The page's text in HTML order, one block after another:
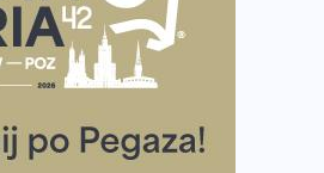
– jak zweryfikować swój
jeszcze wolne miejsca